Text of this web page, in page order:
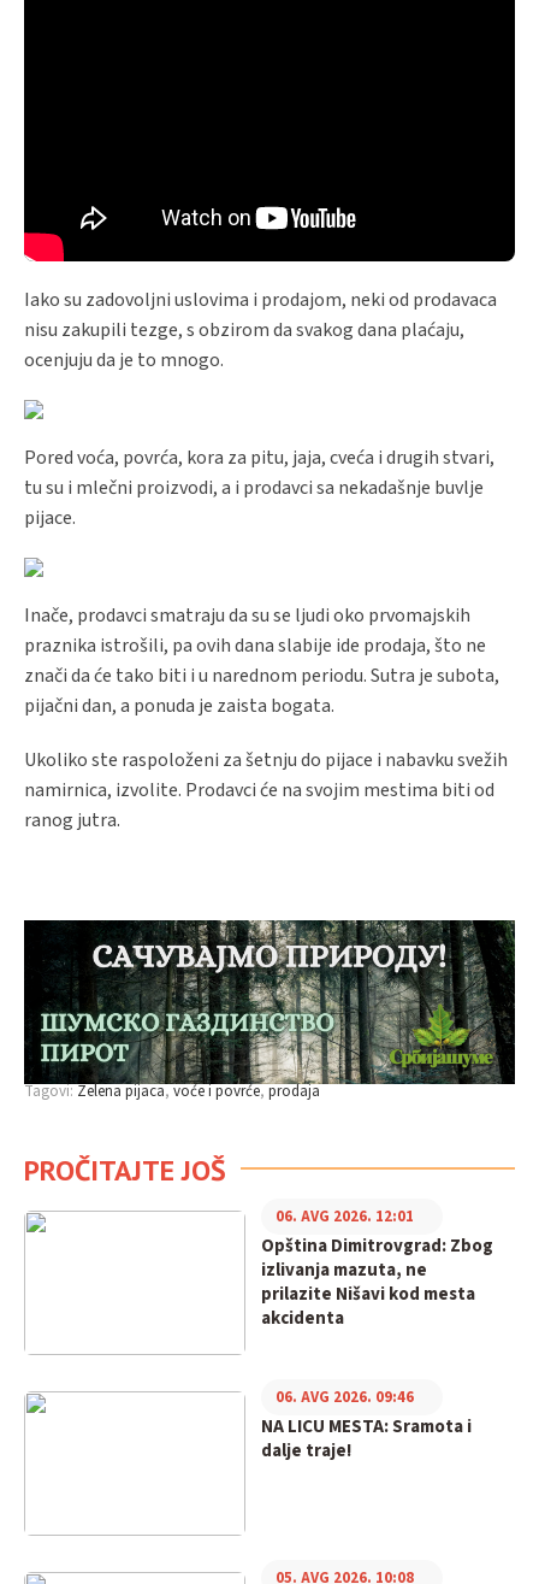
Iako su zadovoljni uslovima i prodajom, neki od prodavaca
nisu zakupili tezge, s obzirom da svakog dana plaćaju,
ocenjuju da je to mnogo.
Pored voća, povrća, kora za pitu, jaja, cveća i drugih stvari,
tu su i mlečni proizvodi, a i prodavci sa nekadašnje buvlje
pijace.
Inače, prodavci smatraju da su se ljudi oko prvomajskih
praznika istrošili, pa ovih dana slabije ide prodaja, što ne
znači da će tako biti i u narednom periodu. Sutra je subota,
pijačni dan, a ponuda je zaista bogata.
Ukoliko ste raspoloženi za šetnju do pijace i nabavku svežih
namirnica, izvolite. Prodavci će na svojim mestima biti od
ranog jutra.
Tagovi:Zelena pijaca voće i povrće prodaja
PROČITAJTE JOŠ
Opština Dimitrovgrad: Zbog
izlivanja mazuta, ne
prilazite Nišavi kod mesta
akcidenta
06. AVG 2026. 12:01
NA LICU MESTA: Sramota i
dalje traje!
06. AVG 2026. 09:46
05. AVG 2026. 10:08